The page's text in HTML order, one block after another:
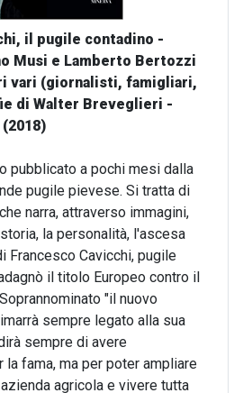
il pugile contadino -
Musi e Lamberto Bertozzi
vari (giornalisti, famigliari,
di Walter Breveglieri -
pubblicato a pochi mesi dalla
pugile pievese. Si tratta di
narra, attraverso immagini,
la personalità, l'ascesa
Francesco Cavicchi, pugile
il titolo Europeo contro il
"il nuovo
sempre legato alla sua
sempre di avere
la fama, ma per poter ampliare
agricola e vivere tutta